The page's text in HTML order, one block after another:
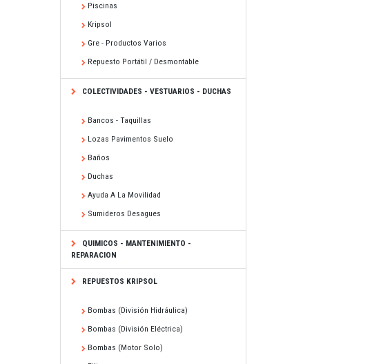
Piscinas
Kripsol
Gre - Productos Varios
Repuesto Portátil / Desmontable
COLECTIVIDADES - VESTUARIOS - DUCHAS
Bancos - Taquillas
Lozas Pavimentos Suelo
Baños
Duchas
Ayuda A La Movilidad
Sumideros Desagues
QUIMICOS - MANTENIMIENTO -
REPARACION
REPUESTOS KRIPSOL
Bombas (división Hidráulica)
Bombas (división Eléctrica)
Bombas (motor Solo)